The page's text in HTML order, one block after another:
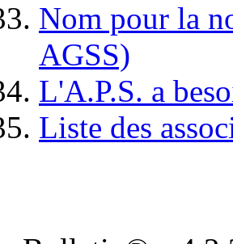
Nom pour la
AGSS)
L'A.P.S. a
Liste des